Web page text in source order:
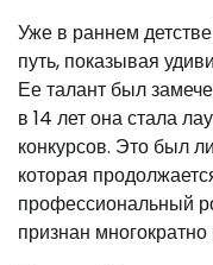
Уже в раннем
путь, показывая
Ее талант был
в 14 лет она стала
конкурсов. Это был
которая
профессиональный
признан